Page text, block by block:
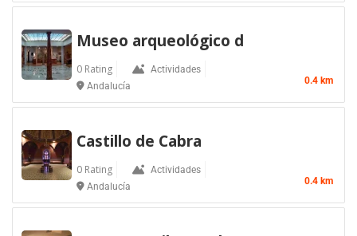
Museo arqueológico d
0 Rating
Actividades
Andalucía
0.4 km
Castillo de Cabra
0 Rating
Actividades
Andalucía
0.4 km